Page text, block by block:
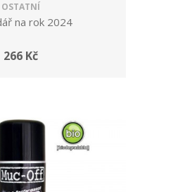
OSTATNÍ
na rok 2024
266 Kč